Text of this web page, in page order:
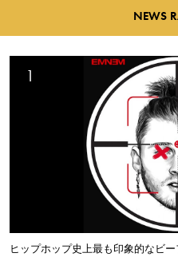
NEWS
ヒップホップ史上最も印象的なビ